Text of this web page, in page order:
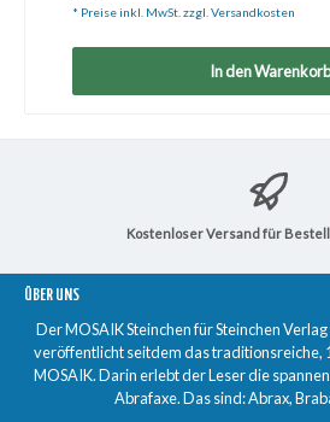
* Preise inkl. MwSt. zzgl. Versandkosten
In den Warenkorb
Kostenloser Versand für
ÜBER UNS
Der MOSAIK Steinchen für Steinchen
veröffentlicht seitdem das traditionsreiche,
MOSAIK. Darin erlebt der Leser die
Abrafaxe. Das sind: Abrax,